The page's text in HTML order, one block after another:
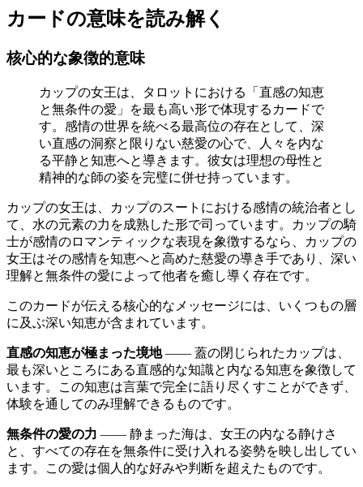
カードの意味を読み解く
核心的な象徴的意味
カップの女王は、タロットにおける「直感の知恵
と無条件の愛」を最も高い形で体現するカードで
す。感情の世界を統べる最高位の存在として、深
い直感の洞察と限りない慈愛の心で、人々を内な
る平静と知恵へと導きます。彼女は理想の母性と
精神的な師の姿を完璧に併せ持っています。
カップの女王は、カップのスートにおける感情の統治者とし
て、水の元素の力を成熟した形で司っています。カップの騎
士が感情のロマンティックな表現を象徴するなら、カップの
女王はその感情を知恵へと高めた慈愛の導き手であり、深い
理解と無条件の愛によって他者を癒し導く存在です。
このカードが伝える核心的なメッセージには、いくつもの層
に及ぶ深い知恵が含まれています。
直感の知恵が極まった境地―― 蓋の閉じられたカップは、
最も深いところにある直感的な知識と内なる知恵を象徴して
います。この知恵は言葉で完全に語り尽くすことができず、
体験を通してのみ理解できるものです。
無条件の愛の力 ―― 静まった海は、女王の内なる静けさ
と、すべての存在を無条件に受け入れる姿勢を映し出してい
ます。この愛は個人的な好みや判断を超えたものです。